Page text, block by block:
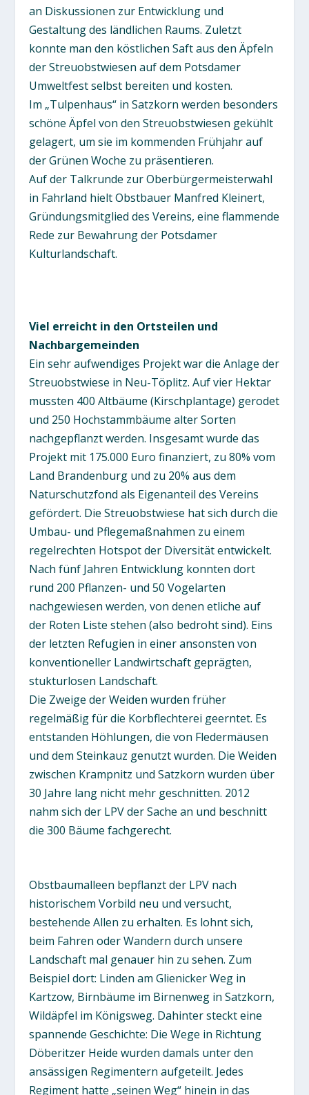
an Diskussionen zur Entwicklung und
Gestaltung des ländlichen Raums. Zuletzt
konnte man den köstlichen Saft aus den Äpfeln
der Streuobstwiesen auf dem Potsdamer
Umweltfest selbst bereiten und kosten.
Im „Tulpenhaus“ in Satzkorn werden besonders
schöne Äpfel von den Streuobstwiesen gekühlt
gelagert, um sie im kommenden Frühjahr auf
der Grünen Woche zu präsentieren.
Auf der Talkrunde zur Oberbürgermeisterwahl
in Fahrland hielt Obstbauer Manfred Kleinert,
Gründungsmitglied des Vereins, eine flammende
Rede zur Bewahrung der Potsdamer
Kulturlandschaft.
Viel erreicht in den Ortsteilen und
Nachbargemeinden
Ein sehr aufwendiges Projekt war die Anlage der
Streuobstwiese in Neu-Töplitz. Auf vier Hektar
mussten 400 Altbäume (Kirschplantage) gerodet
und 250 Hochstammbäume alter Sorten
nachgepflanzt werden. Insgesamt wurde das
Projekt mit 175.000 Euro finanziert, zu 80% vom
Land Brandenburg und zu 20% aus dem
Naturschutzfond als Eigenanteil des Vereins
gefördert. Die Streuobstwiese hat sich durch die
Umbau- und Pflegemaßnahmen zu einem
regelrechten Hotspot der Diversität entwickelt.
Nach fünf Jahren Entwicklung konnten dort
rund 200 Pflanzen- und 50 Vogelarten
nachgewiesen werden, von denen etliche auf
der Roten Liste stehen (also bedroht sind). Eins
der letzten Refugien in einer ansonsten von
konventioneller Landwirtschaft geprägten,
stukturlosen Landschaft.
Die Zweige der Weiden wurden früher
regelmäßig für die Korbflechterei geerntet. Es
entstanden Höhlungen, die von Fledermäusen
und dem Steinkauz genutzt wurden. Die Weiden
zwischen Krampnitz und Satzkorn wurden über
30 Jahre lang nicht mehr geschnitten. 2012
nahm sich der LPV der Sache an und beschnitt
die 300 Bäume fachgerecht.
Obstbaumalleen bepflanzt der LPV nach
historischem Vorbild neu und versucht,
bestehende Allen zu erhalten. Es lohnt sich,
beim Fahren oder Wandern durch unsere
Landschaft mal genauer hin zu sehen. Zum
Beispiel dort: Linden am Glienicker Weg in
Kartzow, Birnbäume im Birnenweg in Satzkorn,
Wildäpfel im Königsweg. Dahinter steckt eine
spannende Geschichte: Die Wege in Richtung
Döberitzer Heide wurden damals unter den
ansässigen Regimentern aufgeteilt. Jedes
Regiment hatte „seinen Weg“ hinein in das